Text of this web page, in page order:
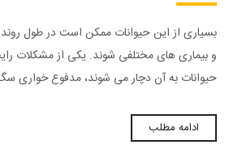
بسیاری از این حیوانات ممکن است در طول
و بیماری های مختلفی شوند. یکی از مشکلات
حیوانات به آن دچار می شوند، مدفوع خواری
ادامه مطلب